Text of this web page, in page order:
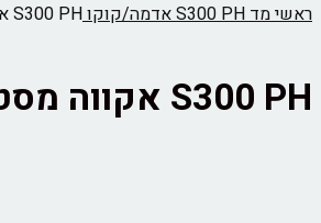
ראשימד S300 PH אדמה/קוקו S300 PH אקווה מסטר…
S300 PH אקווה מסטר…